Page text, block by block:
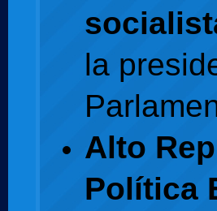
la
Alto
Política